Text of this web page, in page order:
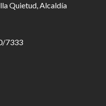
Quietud, Alcaldía
7333